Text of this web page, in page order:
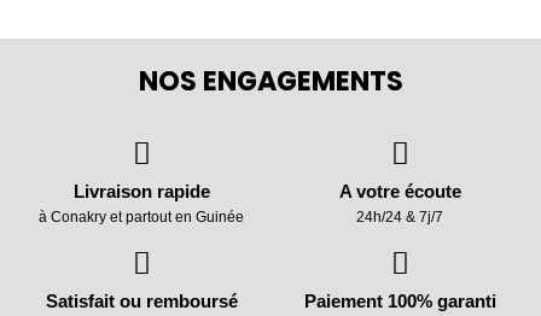
NOS ENGAGEMENTS
Livraison rapide
à Conakry et partout en Guinée
A votre écoute
24h/24 & 7j/7
Satisfait ou remboursé Paiement 100% garanti